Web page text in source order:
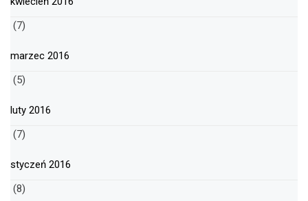
(7)
marzec 2016
(5)
luty 2016
(7)
styczeń 2016
(8)